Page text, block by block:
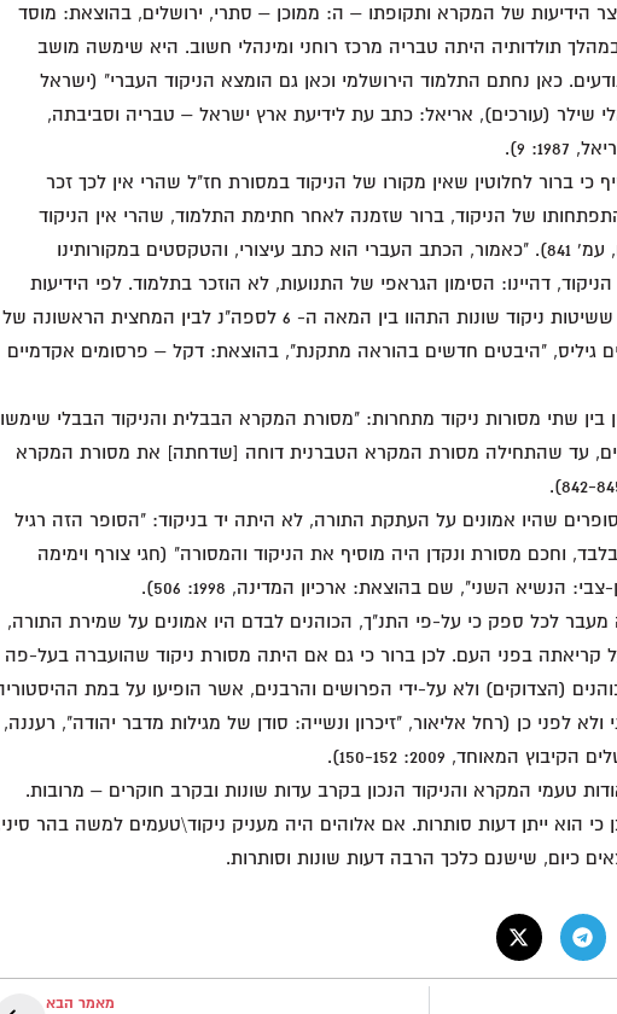
הידיעות של המקרא ותקופתו – ה: ממוכן – סתרי, ירושלים, בהוצאת: מוסד
1968: 840-841). "במהלך תולדותיה היתה טבריה מרכז רוחני ומינהלי חשוב. היא שימשה מושב
כאן נחתם התלמוד הירושלמי וכאן גם הומצא הניקוד העברי" (ישראל
שילר (עורכים), אריאל: כתב עת לידיעת ארץ ישראל – טבריה וסביבתה,
9).
כי ברור לחלוטין שאין מקורו של הניקוד במסורת חז"ל שהרי אין לכך זכר
של הניקוד, ברור שזמנה לאחר חתימת התלמוד, שהרי אין הניקוד
מוזכר בתלמוד". (מזר, שם, עמ' 841). "כאמור, הכתב העברי הוא כתב עיצורי, והטקסטים במקורותינו
דהיינו: הסימון הגראפי של התנועות, לא הוזכר בתלמוד. לפי הידיעות
אשר בידינו אפשר להניח, ששיטות ניקוד שונות התהוו בין המאה ה- 6 לספה"נ לבין המחצית הראשונה של
(מרים גיליס, "היבטים חדשים בהוראה מתקנת", בהוצאת: דקל – פרסומים אקדמיים
בין שתי מסורות ניקוד מתחרות: "מסורת המקרא הבבלית והניקוד הבבלי שימשו
עד שהתחילה מסורת המקרא הטברנית דוחה [שדחתה] את מסורת המקרא
שהיו אמונים על העתקת התורה, לא היתה יד בניקוד: "הסופר הזה רגיל
וחכם מסורת ונקדן היה מוסיף את הניקוד והמסורה" (חגי צורף וימימה
הנשיא השני", שם בהוצאת: ארכיון המדינה, 1998: 506).
מעבר לכל ספק כי על-פי התנ"ך, הכוהנים לבדם היו אמונים על שמירת התורה,
קריאתה בפני העם. לכן ברור כי גם אם היתה מסורת ניקוד שהועברה בעל-פה
(הצדוקים) ולא על-ידי הפרושים והרבנים, אשר הופיעו על במת
לפני כן (רחל אליאור, "זיכרון ונשייה: סודן של מגילות מדבר יהודה", רעננה,
המאוחד, 2009: 150-152).
טעמי המקרא והניקוד הנכון בקרב עדות שונות ובקרב חוקרים – מרובות.
כי הוא ייתן דעות סותרות. אם אלוהים היה מעניק ניקוד\טעמים למשה בהר
כיום, שישנם כלכך הרבה דעות שונות וסותרות.
מאמר הבא